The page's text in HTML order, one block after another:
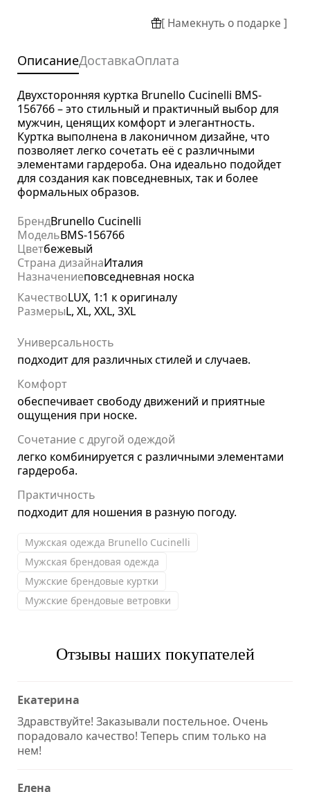
[ Намекнуть о подарке ]
ОписаниеДоставкаОплата
Двухсторонняя куртка Brunello Cucinelli BMS-
156766 – это стильный и практичный выбор для
мужчин, ценящих комфорт и элегантность.
Куртка выполнена в лаконичном дизайне, что
позволяет легко сочетать её с различными
элементами гардероба. Она идеально подойдет
для создания как повседневных, так и более
формальных образов.
БрендBrunello Cucinelli
МодельBMS-156766
Цветбежевый
Страна дизайнаИталия
Назначениеповседневная носка
КачествоLUX, 1:1 к оригиналу
РазмерыL, XL, XXL, 3XL
Универсальность
подходит для различных стилей и случаев.
Комфорт
обеспечивает свободу движений и приятные
ощущения при носке.
Сочетание с другой одеждой
легко комбинируется с различными элементами
гардероба.
Практичность
подходит для ношения в разную погоду.
Мужская одежда Brunello Cucinelli
Мужская брендовая одежда
Мужские брендовые куртки
Мужские брендовые ветровки
Отзывы наших покупателей
Екатерина
Здравствуйте! Заказывали постельное. Очень
порадовало качество! Теперь спим только на
нем!
Елена